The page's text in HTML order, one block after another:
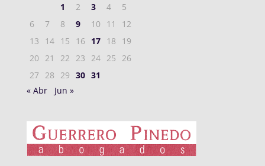
1
2 3 4
5
6
7 8 9 10 11
12
13
14 15 16 17 18
19
20
21 22 23 24 25
26
27
28 29 30 31
« Abr
Jun »